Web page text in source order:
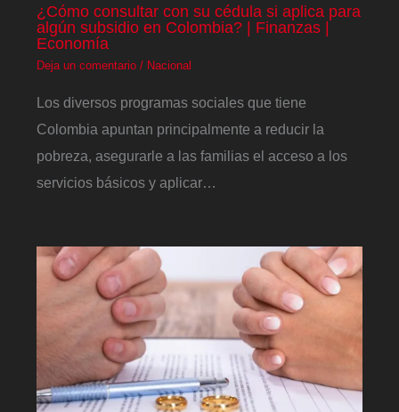
¿Cómo consultar con su cédula si aplica para
algún subsidio en Colombia? | Finanzas |
Economía
Deja un comentario / Nacional
Los diversos programas sociales que tiene
Colombia apuntan principalmente a reducir la
pobreza, asegurarle a las familias el acceso a los
servicios básicos y aplicar…